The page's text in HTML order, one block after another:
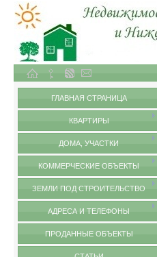
ГЛАВНАЯ СТРАНИЦА
КВАРТИРЫ
ДОМА, УЧАСТКИ
КОММЕРЧЕСКИЕ ОБЪЕКТЫ
ЗЕМЛИ ПОД СТРОИТЕЛЬСТВО
АДРЕСА И ТЕЛЕФОНЫ
ПРОДАННЫЕ ОБЪЕКТЫ